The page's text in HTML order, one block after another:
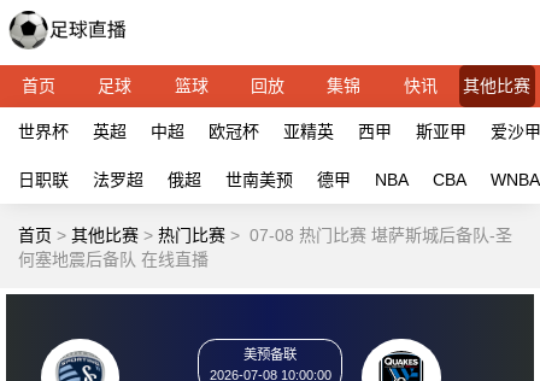
首页 足球 篮球 回放 集锦 快讯 其他比赛
世界杯 英超 中超 欧冠杯 亚精英 西甲 斯亚甲 爱沙甲
日职联 法罗超 俄超 世南美预 德甲 NBA CBA WNBA
首页 > 其他比赛 > 热门比赛 > 07-08 热门比赛 堪萨斯城后备队-圣
何塞地震后备队 在线直播